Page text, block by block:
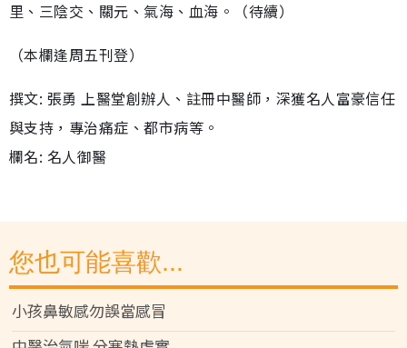
里、三陰交、關元、氣海、血海。（待續）
（本欄逢周五刊登）
撰文: 張勇 上醫堂創辦人、註冊中醫師，深獲名人富豪信任
與支持，專治痛症、都市病等。
欄名: 名人御醫
您也可能喜歡...
小孩鼻敏感勿誤當感冒